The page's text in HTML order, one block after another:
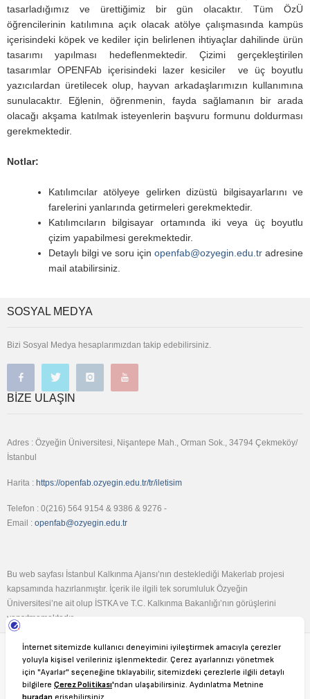
tasarladığımız ve ürettiğimiz bir gün olacaktır. Tüm ÖzÜ
öğrencilerinin katılımına açık olacak atölye çalışmasında kampüs
içerisindeki köpek ve kediler için belirlenen ihtiyaçlar dahilinde ürün
tasarımı yapılması hedeflenmektedir. Çizimi gerçekleştirilen
tasarımlar OPENFAb içerisindeki lazer kesiciler ve üç boyutlu
yazıcılardan üretilecek olup, hayvan arkadaşlarımızın kullanımına
sunulacaktır. Eğlenin, öğrenmenin, fayda sağlamanın bir arada
olacağı akşama katılmak isteyenlerin başvuru formunu doldurması
gerekmektedir.
Notlar:
Katılımcılar atölyeye gelirken dizüstü bilgisayarlarını ve
farelerini yanlarında getirmeleri gerekmektedir.
Katılımcıların bilgisayar ortamında iki veya üç boyutlu
çizim yapabilmesi gerekmektedir.
Detaylı bilgi ve soru için openfab@ozyegin.edu.tr adresine
mail atabilirsiniz.
SOSYAL MEDYA
Bizi Sosyal Medya hesaplarımızdan takip edebilirsiniz.
BIZE ULAŞIN
Adres : Özyeğin Üniversitesi, Nişantepe Mah., Orman Sok., 34794 Çekmeköy/
İstanbul
Harita : https://openfab.ozyegin.edu.tr/tr/iletisim
Telefon : 0(216) 564 9154 & 9386 & 9276 -
Email : openfab@ozyegin.edu.tr
Bu web sayfası İstanbul Kalkınma Ajansı’nın desteklediği Makerlab projesi
kapsamında hazırlanmıştır. İçerik ile ilgili tek sorumluluk Özyeğin
Üniversitesi’ne ait olup İSTKA ve T.C. Kalkınma Bakanlığı’nın görüşlerini
yansıtmamaktadır.
Copyright © OPENFAB, 2026